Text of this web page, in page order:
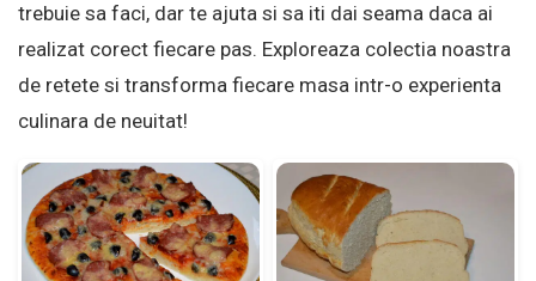
trebuie sa faci, dar te ajuta si sa iti dai seama daca ai
realizat corect fiecare pas. Exploreaza colectia noastra
de retete si transforma fiecare masa intr-o experienta
culinara de neuitat!